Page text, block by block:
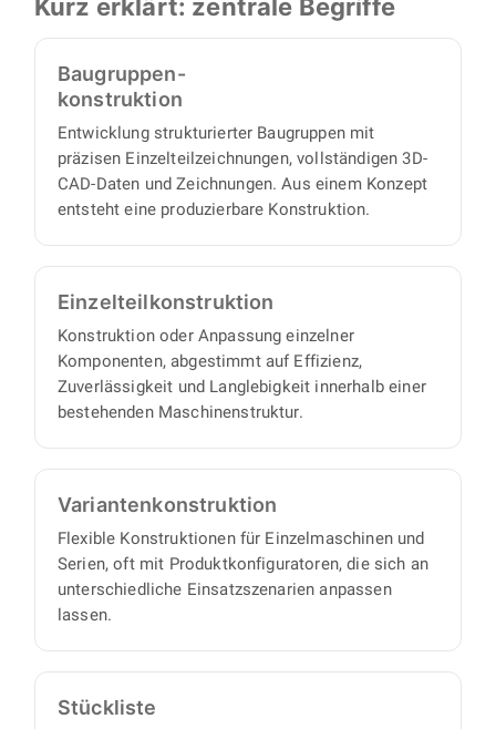
übernimmt BOJKO die Umsetzung vollständig:
eigenverantwortlich und liefern einen
mit minimalem Abstimmungs- und
Aufsichtsaufwand auf Ihrer Seite.
Blechkonstruktion, Stücklisten und
bis zu fertigungsreifen Unterlagen.
Kurz erklärt: zentrale Begriffe
Baugruppen-
konstruktion
Entwicklung strukturierter Baugruppen mit
präzisen Einzelteilzeichnungen, vollständigen 3D-
CAD-Daten und Zeichnungen. Aus einem Konzept
entsteht eine produzierbare Konstruktion.
Einzelteil­konstruktion
Konstruktion oder Anpassung einzelner
Komponenten, abgestimmt auf Effizienz,
Zuverlässigkeit und Langlebigkeit innerhalb einer
bestehenden Maschinenstruktur.
Varianten­konstruktion
Flexible Konstruktionen für Einzelmaschinen und
Serien, oft mit Produktkonfiguratoren, die sich an
unterschiedliche Einsatzszenarien anpassen
lassen.
Stückliste